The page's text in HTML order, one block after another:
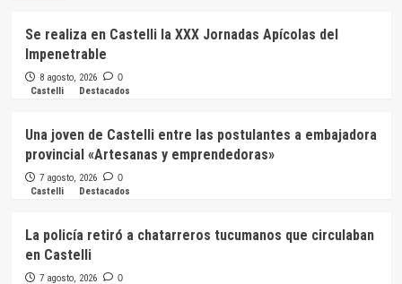
Se realiza en Castelli la XXX Jornadas Apícolas del
Impenetrable
8 agosto, 2026 0
Castelli Destacados
Una joven de Castelli entre las postulantes a embajadora
provincial «Artesanas y emprendedoras»
7 agosto, 2026 0
Castelli Destacados
La policía retiró a chatarreros tucumanos que circulaban
en Castelli
7 agosto, 2026 0